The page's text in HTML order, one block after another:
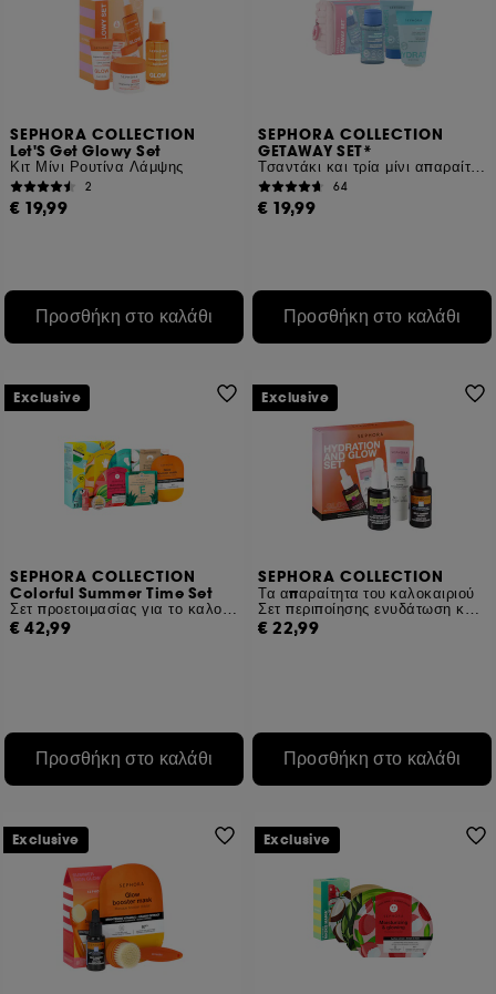
SEPHORA COLLECTION
Let'S Get Glowy Set
Κιτ Μίνι Ρουτίνα Λάμψης
2
€ 19,99
Προσθήκη στο καλάθι
SEPHORA COLLECTION
GETAWAY SET*
Τσαντάκι και τρία μίνι απαραίτητα προϊόντα περιποίησης
64
€ 19,99
Προσθήκη στο καλάθι
SEPHORA COLLECTION
Colorful Summer Time Set
Σετ προετοιμασίας για το καλοκαίρι
€ 42,99
Προσθήκη στο καλάθι
Exclusive
SEPHORA COLLECTION
Τα απαραίτητα του καλοκαιριού
Σετ περιποίησης ενυδάτωση και λάμψη
€ 22,99
Προσθήκη στο καλάθι
Exclusive
Exclusive Exclusive